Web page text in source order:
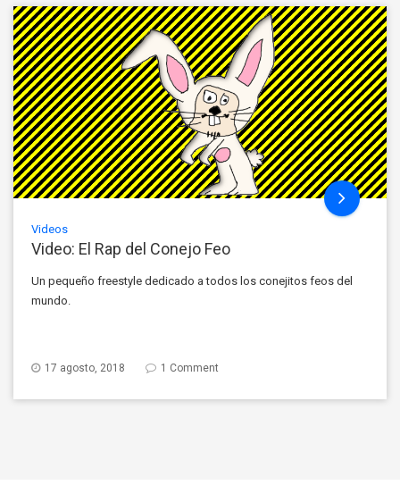
Videos
Video: El Rap del Conejo Feo
Un pequeño freestyle dedicado a todos los conejitos feos del
mundo.
17 agosto, 2018 1 Comment